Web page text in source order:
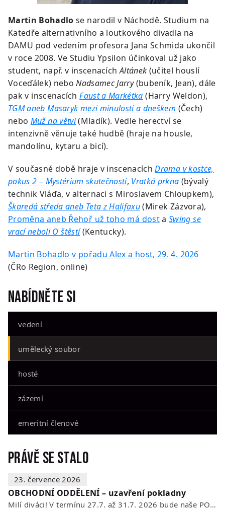
Martin Bohadlo se narodil v Náchodě. Studium na
Katedře alternativního a loutkového divadla na
DAMU pod vedením profesora Jana Schmida ukončil
v roce 2008. Ve Studiu Ypsilon účinkoval už jako
student, např. v inscenacíchAltánek (učitel houslí
Voceďálek) neboNadsamec Jarry(bubeník, Jean), dále
pak v inscenacíchFaust a Markétka (Harry Weldon),
TGM aneb Masaryk mezi minulostí a dneškem (Čech)
nebo Muž na větvi(Mladík). Vedle herectví se
intenzivně věnuje také hudbě (hraje na housle,
mandolínu, kytaru a bicí).
V současné době hraje v inscenacíchDrama v kostce,
pokus 2 – Mystérium skutečnosti, Vratká prkna (bývalý
technik Vláďa, v alternaci s Miroslavem Chloupkem),
Škaredá středa aneb Teta z Halifaxu(Mirek Zázvora),
Proměna aneb Řehoř už toho má dostaSwing se
vrací neboli O štěstí(Kentucky).
Martin Bohadlo v pořadu Alex a host, 29. 4. 2026
(ČRo Region, online)
Nabídněte si
vedení
umělecký soubor
hosté
zázemí
emeritní členové
Právě se stalo
23. července 2026
OBCHODNÍ ODDĚLENÍ – uzavření pokladny
Milí diváci! V termínu 27.7. až 31.7. 2026 bude naše POKLADNA z technických…